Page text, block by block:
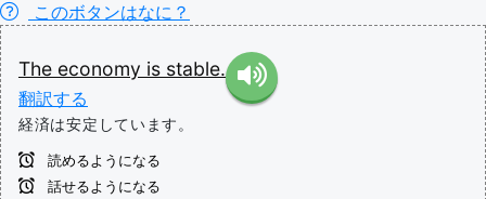
このボタンはなに？
The economy is stable.
翻訳する
経済は安定しています。
読めるようになる
話せるようになる